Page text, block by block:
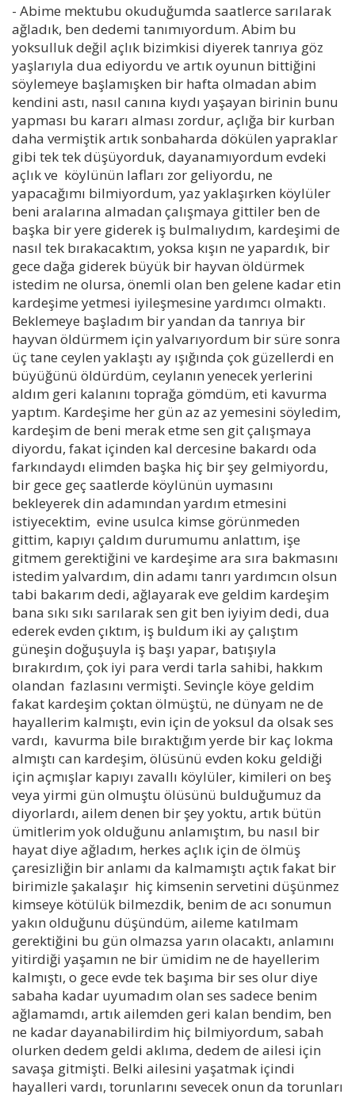
- Abime mektubu okuduğumda saatlerce sarılarak
ağladık, ben dedemi tanımıyordum. Abim bu
yoksulluk değil açlık bizimkisi diyerek tanrıya göz
yaşlarıyla dua ediyordu ve artık oyunun bittiğini
söylemeye başlamışken bir hafta olmadan abim
kendini astı, nasıl canına kıydı yaşayan birinin bunu
yapması bu kararı alması zordur, açlığa bir kurban
daha vermiştik artık sonbaharda dökülen yapraklar
gibi tek tek düşüyorduk, dayanamıyordum evdeki
açlık ve köylünün lafları zor geliyordu, ne
yapacağımı bilmiyordum, yaz yaklaşırken köylüler
beni aralarına almadan çalışmaya gittiler ben de
başka bir yere giderek iş bulmalıydım, kardeşimi de
nasıl tek bırakacaktım, yoksa kışın ne yapardık, bir
gece dağa giderek büyük bir hayvan öldürmek
istedim ne olursa, önemli olan ben gelene kadar etin
kardeşime yetmesi iyileşmesine yardımcı olmaktı.
Beklemeye başladım bir yandan da tanrıya bir
hayvan öldürmem için yalvarıyordum bir süre sonra
üç tane ceylen yaklaştı ay ışığında çok güzellerdi en
büyüğünü öldürdüm, ceylanın yenecek yerlerini
aldım geri kalanını toprağa gömdüm, eti kavurma
yaptım. Kardeşime her gün az az yemesini söyledim,
kardeşim de beni merak etme sen git çalışmaya
diyordu, fakat içinden kal dercesine bakardı oda
farkındaydı elimden başka hiç bir şey gelmiyordu,
bir gece geç saatlerde köylünün uymasını
bekleyerek din adamından yardım etmesini
istiyecektim, evine usulca kimse görünmeden
gittim, kapıyı çaldım durumumu anlattım, işe
gitmem gerektiğini ve kardeşime ara sıra bakmasını
istedim yalvardım, din adamı tanrı yardımcın olsun
tabi bakarım dedi, ağlayarak eve geldim kardeşim
bana sıkı sıkı sarılarak sen git ben iyiyim dedi, dua
ederek evden çıktım, iş buldum iki ay çalıştım
güneşin doğuşuyla iş başı yapar, batışıyla
bırakırdım, çok iyi para verdi tarla sahibi, hakkım
olandan fazlasını vermişti. Sevinçle köye geldim
fakat kardeşim çoktan ölmüştü, ne dünyam ne de
hayallerim kalmıştı, evin için de yoksul da olsak ses
vardı, kavurma bile bıraktığım yerde bir kaç lokma
almıştı can kardeşim, ölüsünü evden koku geldiği
için açmışlar kapıyı zavallı köylüler, kimileri on beş
veya yirmi gün olmuştu ölüsünü bulduğumuz da
diyorlardı, ailem denen bir şey yoktu, artık bütün
ümitlerim yok olduğunu anlamıştım, bu nasıl bir
hayat diye ağladım, herkes açlık için de ölmüş
çaresizliğin bir anlamı da kalmamıştı açtık fakat bir
birimizle şakalaşır hiç kimsenin servetini düşünmez
kimseye kötülük bilmezdik, benim de acı sonumun
yakın olduğunu düşündüm, aileme katılmam
gerektiğini bu gün olmazsa yarın olacaktı, anlamını
yitirdiği yaşamın ne bir ümidim ne de hayellerim
kalmıştı, o gece evde tek başıma bir ses olur diye
sabaha kadar uyumadım olan ses sadece benim
ağlamamdı, artık ailemden geri kalan bendim, ben
ne kadar dayanabilirdim hiç bilmiyordum, sabah
olurken dedem geldi aklıma, dedem de ailesi için
savaşa gitmişti. Belki ailesini yaşatmak içindi
hayalleri vardı, torunlarını sevecek onun da torunları